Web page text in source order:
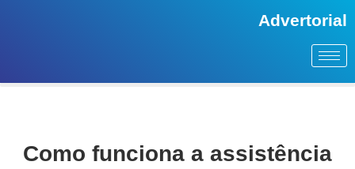
Advertorial
Como funciona a assistência